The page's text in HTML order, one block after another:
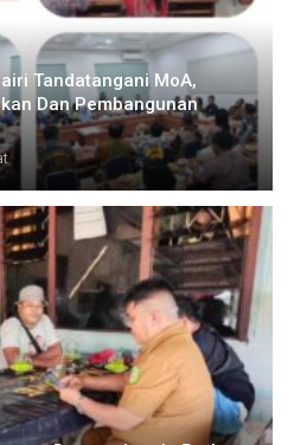
Tandatangani MoA,
Dan Pembangunan